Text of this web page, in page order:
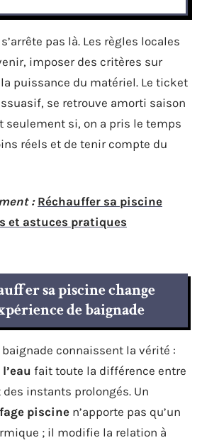
pas là. Les règles locales
imposer des critères sur
puissance du matériel. Le ticket
se retrouve amorti saison
seulement si, on a pris le temps
réels et de tenir compte du
: Réchauffer sa piscine
et astuces pratiques
sa piscine change
de baignade
connaissent la vérité :
fait toute la différence entre
instants prolongés. Un
piscine n’apporte pas qu’un
; il modifie la relation à